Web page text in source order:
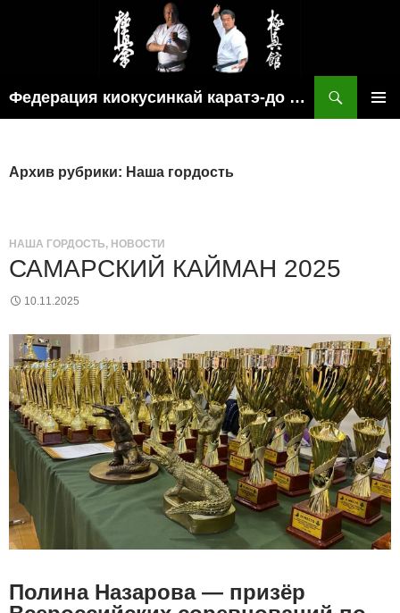
Федерация киокусинкай каратэ-до рязанской области
Архив рубрики: Наша гордость
НАША ГОРДОСТЬ, НОВОСТИ
САМАРСКИЙ КАЙМАН 2025
10.11.2025
Полина Назарова — призёр